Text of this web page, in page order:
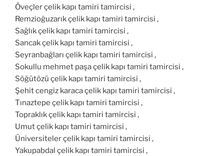
Öveçler çelik kapı tamiri tamircisi ,
Remzioğuzarık çelik kapı tamiri tamircisi ,
Sağlık çelik kapı tamiri tamircisi ,
Sancak çelik kapı tamiri tamircisi ,
Seyranbağları çelik kapı tamiri tamircisi ,
Sokullu mehmet paşa çelik kapı tamiri tamircisi ,
Söğütözü çelik kapı tamiri tamircisi ,
Şehit cengiz karaca çelik kapı tamiri tamircisi ,
Tınaztepe çelik kapı tamiri tamircisi ,
Topraklık çelik kapı tamiri tamircisi ,
Umut çelik kapı tamiri tamircisi ,
Üniversiteler çelik kapı tamiri tamircisi ,
Yakupabdal çelik kapı tamiri tamircisi ,